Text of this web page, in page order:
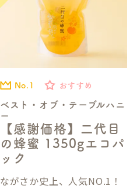
ベスト・オブ・テーブルハニ
ー
【感謝価格】二代目
の蜂蜜 1350gエコパ
ック
No.1 おすすめ
ながさか史上、人気NO.1！